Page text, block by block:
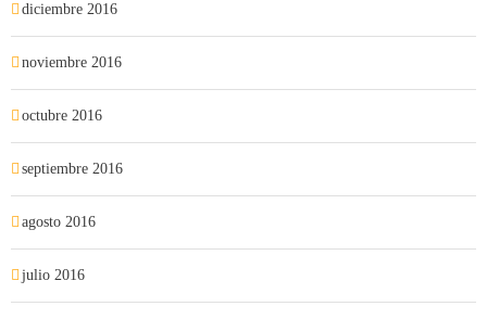
diciembre 2016
noviembre 2016
octubre 2016
septiembre 2016
agosto 2016
julio 2016